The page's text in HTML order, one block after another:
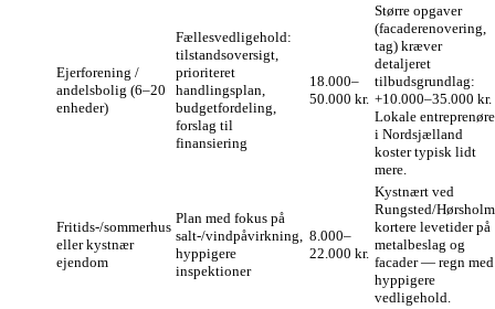
Ejerforening /
andelsbolig (6–20
enheder)
Fællesvedligehold:
tilstandsoversigt,
prioriteret
handlingsplan,
budgetfordeling,
forslag til
finansiering
18.000–
50.000 kr.
Større opgaver
(facaderenovering,
tag) kræver
detaljeret
tilbudsgrundlag:
+10.000–35.000 kr.
Lokale
i Nordsjælland
koster typisk lidt
mere.
Fritids-/sommerhus
eller kystnær
ejendom
Plan med fokus på
salt-/vindpåvirkning,
hyppigere
inspektioner
8.000–
22.000 kr.
Kystnært ved
Rungsted/
kortere levetider på
metalbeslag og
facader — regn med
hyppigere
vedligehold.